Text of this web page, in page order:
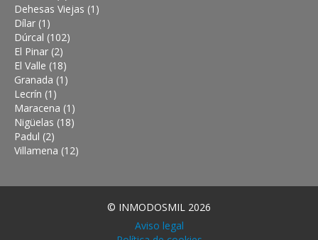
Dehesas Viejas (1)
Dílar (1)
Dúrcal (102)
El Pinar (2)
El Valle (18)
Granada (1)
Lecrín (1)
Maracena (1)
Nigüelas (18)
Padul (2)
Villamena (12)
© INMODOSMIL 2026
Aviso legal